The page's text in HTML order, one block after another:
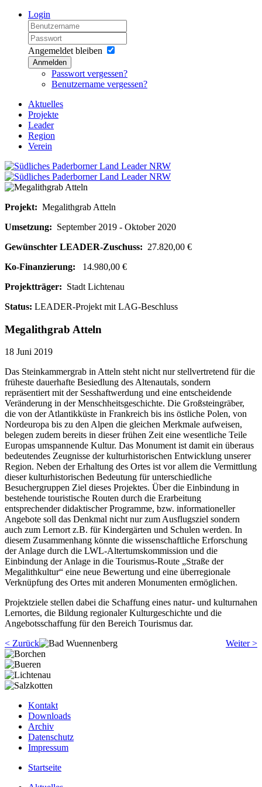
Login
Angemeldet bleiben
Anmelden
Passwort vergessen?
Benutzername vergessen?
Aktuelles
Projekte
Leader
Region
Verein
Projekt: Megalithgrab Atteln
Umsetzung: September 2019 - Oktober 2020
Gewünschter LEADER-Zuschuss: 27.820,00 €
Ko-Finanzierung: 14.980,00 €
Projektträger: Stadt Lichtenau
Status: LEADER-Projekt mit LAG-Beschluss
Megalithgrab Atteln
18 Juni 2019
Das Steinkammergrab in Atteln steht nicht nur stellvertretend für die
früheste dauerhafte Besiedlung des Altenautals, sondern
repräsentiert mit der Sesshaftwerdung und eine entscheidende
Veränderung in der Menschheitsgeschichte. Die Großsteingräber,
die von der Atlantikküste in Frankreich bis ins östliche Polen, von
Nordeuropa bis zu den Alpen die gleichen Merkmale aufweisen,
belegen zudem bereits in dieser frühen Zeit eine wesentliche Teile
Europas umspannende Kultur. Das Monument ist damit ein überaus
bedeutendes Zeugnisse der kulturhistorischen Entwicklung unserer
Region. Neben der Erhaltung des Ortes ist vor allem die Vermittlung
dieser kulturhistorischen Bedeutung für unterschiedliche
Besuchergruppen Ziel dieses Projektes. Über die Einbindung in
bestehende touristische Routen durch die Erarbeitung
entsprechender didaktischer Programme, bzw. informationeller
Angebote soll das Denkmal nicht nur zum Ausflugsziel sondern
auch zum Lernort z.B. für Kindergärten und Schulen werden. In
diesem Zusammenhang könnte die wissenschaftliche Erforschung
der Anlage durch die LWL-Altertumskommission und die
Einbindung der Anlage in die Tourismus-Route „Straße der
Megalithkultur“ eine neue Bewertung und eine überregionale
Verknüpfung des Ortes mit anderen Monumenten ermöglichen.
Projektziele stellen dabei die Schaffung eines natur- und kulturnahen
Lernortes, die Bildung regionaler Kulturgeschichte und die
Angebotsschaffung für den Bereich Tourismus dar.
< Zurück
Weiter >
Kontakt
Downloads
Archiv
Datenschutz
Impressum
Startseite